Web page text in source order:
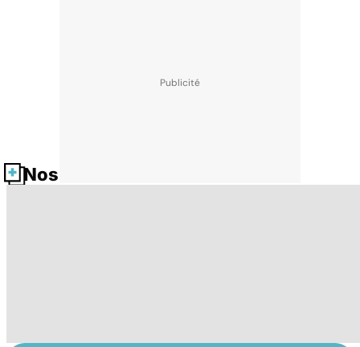
Nos fiches santé